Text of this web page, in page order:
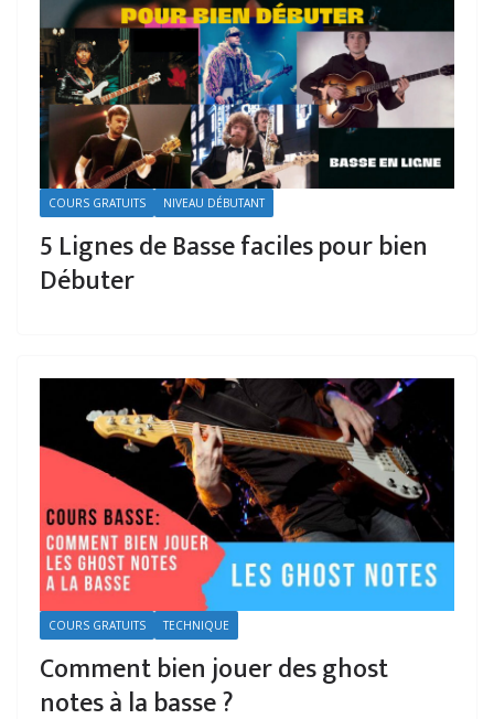
COURS GRATUITS NIVEAU DÉBUTANT
5 Lignes de Basse faciles pour bien
Débuter
COURS GRATUITS TECHNIQUE
Comment bien jouer des ghost
notes à la basse ?